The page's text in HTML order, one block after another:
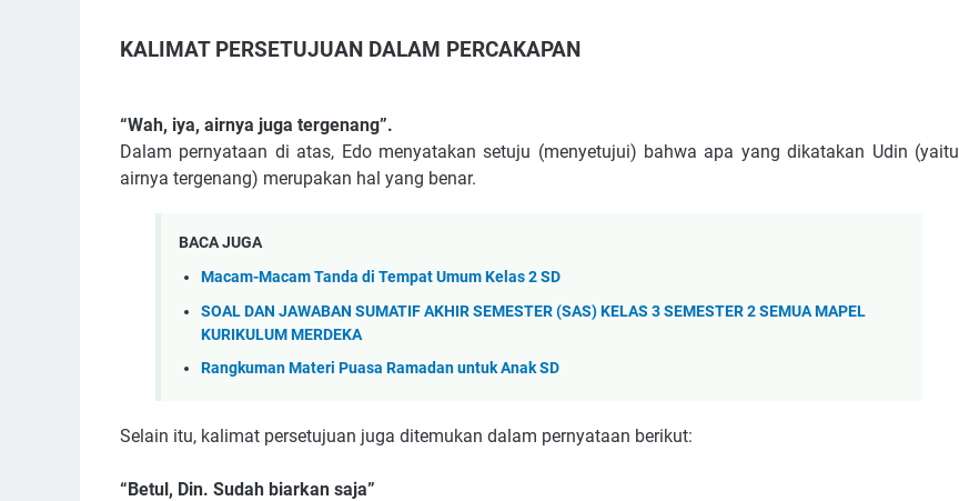
KALIMAT PERSETUJUAN DALAM PERCAKAPAN
“Wah, iya, airnya juga tergenang”.
Dalam pernyataan di atas, Edo menyatakan setuju (menyetujui) bahwa apa yang dikatakan Udin (yaitu
airnya tergenang) merupakan hal yang benar.
BACA JUGA
Macam-Macam Tanda di Tempat Umum Kelas 2 SD
SOAL DAN JAWABAN SUMATIF AKHIR SEMESTER (SAS) KELAS 3 SEMESTER 2 SEMUA MAPEL
KURIKULUM MERDEKA
Rangkuman Materi Puasa Ramadan untuk Anak SD
Selain itu, kalimat persetujuan juga ditemukan dalam pernyataan berikut:
“Betul, Din. Sudah biarkan saja”